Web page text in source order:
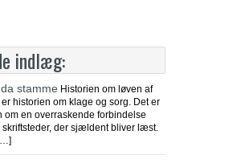
indlæg:
stamme Historien om løven af
historien om klage og sorg. Det er
om en overraskende forbindelse
skriftsteder, der sjældent bliver læst.